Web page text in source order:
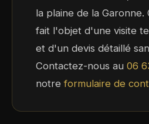
la plaine de la
fait l'objet d'une visite
et d'un devis détaillé
Contactez-nous au 06
notreformulaire de